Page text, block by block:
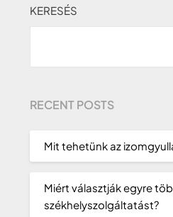
KERESÉS
RECENT POSTS
Mit tehetünk az
Miért választják egyre
székhelyszolgáltatást?